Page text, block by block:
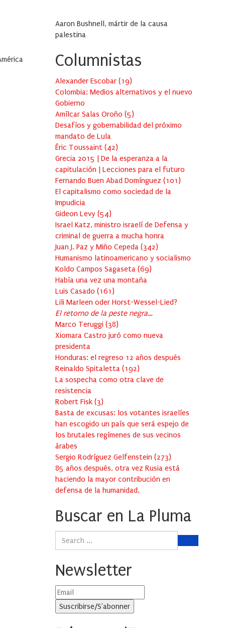
Aaron Bushnell, mártir de la causa
palestina
Columnistas
Alexander Escobar (19)
Colombia: Medios alternativos y el nuevo
Gobierno
Amílcar Salas Oroño (5)
Desafíos y gobernabilidad del próximo
mandato de Lula
Éric Toussaint (42)
Grecia 2015 | De la esperanza a la
capitulación | Lecciones para el futuro
Fernando Buen Abad Domínguez (101 )
El capitalismo como sociedad de la
Impudicia
Gideon Levy (54)
Israel Katz, ministro israelí de Defensa y
criminal de guerra a mucha honra
Juan J. Paz y Miño Cepeda (342)
Humanismo latinoamericano y socialismo
Koldo Campos Sagaseta (69)
Había una vez una montaña
Luis Casado (161 )
Lili Marleen oder Horst-Wessel-Lied?
El retorno de la peste negra…
Marco Teruggi (38)
Xiomara Castro juró como nueva
presidenta
Honduras: el regreso 12 años después
Reinaldo Spitaletta (192)
La sospecha como otra clave de
resistencia
Robert Fisk (3)
Basta de excusas: los votantes israelíes
han escogido un país que será espejo de
los brutales regímenes de sus vecinos
árabes
Sergio Rodríguez Gelfenstein (273)
85 años después, otra vez Rusia está
haciendo la mayor contribución en
defensa de la humanidad.
Buscar en La Pluma
Newsletter